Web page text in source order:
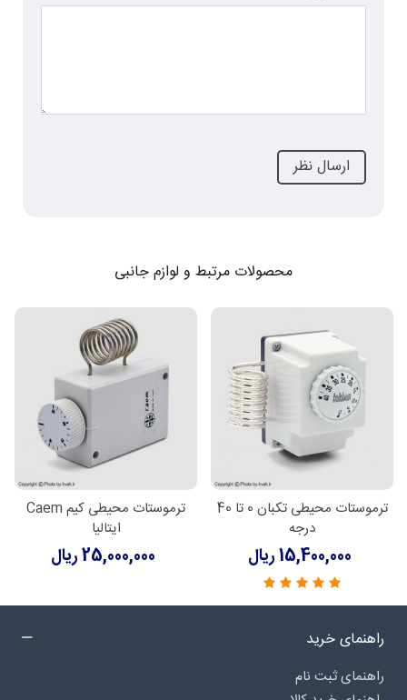
محصولات مرتبط و لوازم جانبی
ترموستات محیطی تکبان 0 تا 40
درجه
15,400,000 ریال
ترموستات محیطی کیم Caem
ایتالیا
25,000,000 ریال
راهنمای خرید
راهنمای ثبت نام